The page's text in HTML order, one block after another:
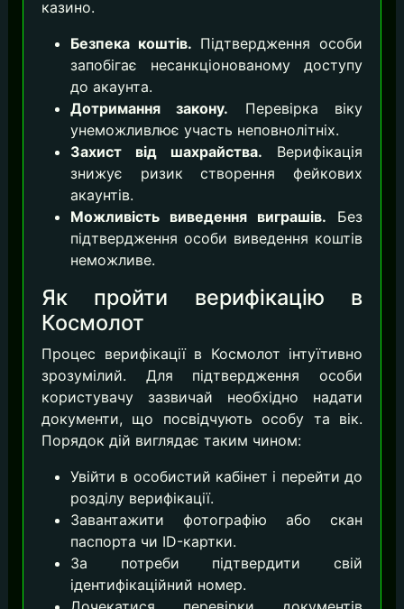
казино.
Безпека коштів. Підтвердження особи
запобігає несанкціонованому доступу
до акаунта.
Дотримання закону. Перевірка віку
унеможливлює участь неповнолітніх.
Захист від шахрайства. Верифікація
знижує ризик створення фейкових
акаунтів.
Можливість виведення виграшів. Без
підтвердження особи виведення коштів
неможливе.
Як пройти верифікацію в
Космолот
Процес верифікації в Космолот інтуїтивно
зрозумілий. Для підтвердження особи
користувачу зазвичай необхідно надати
документи, що посвідчують особу та вік.
Порядок дій виглядає таким чином:
Увійти в особистий кабінет і перейти до
розділу верифікації.
Завантажити фотографію або скан
паспорта чи ID-картки.
За потреби підтвердити свій
ідентифікаційний номер.